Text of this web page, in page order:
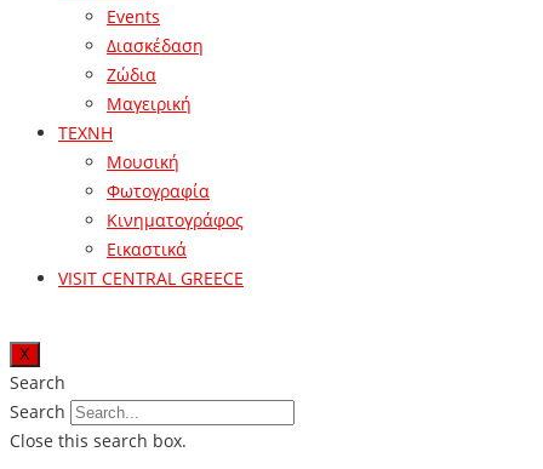
Events
Διασκέδαση
Ζώδια
Μαγειρική
ΤΕΧΝΗ
Μουσική
Φωτογραφία
Κινηματογράφος
Εικαστικά
VISIT CENTRAL GREECE
X
Search
Search
Close this search box.